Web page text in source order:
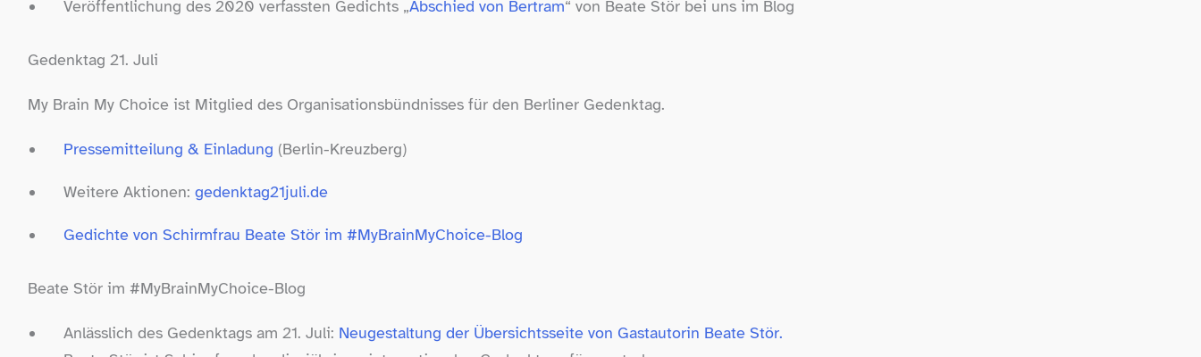
Veröffentlichung des 2020 verfassten Gedichts „Abschied von Bertram“ von Beate Stör bei uns im Blog
Gedenktag 21. Juli
My Brain My Choice ist Mitglied des Organisationsbündnisses für den Berliner Gedenktag.
Pressemitteilung & Einladung (Berlin-​Kreuzberg)
Weitere Aktionen: gedenktag21juli​.de
Gedichte von Schirmfrau Beate Stör im #MyBrainMyChoice-​Blog
Beate Stör im #MyBrainMyChoice-​Blog
Anlässlich des Gedenktags am 21. Juli: Neugestaltung der Übersichtsseite von Gastautorin Beate Stör.